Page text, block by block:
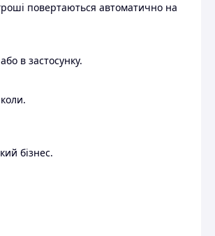
повертаються автоматично на
в застосунку.
бізнес.